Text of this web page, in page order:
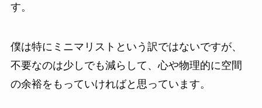
す。
僕は特にミニマリストという訳ではないですが、
不要なのは少しでも減らして、心や物理的に空間
の余裕をもっていければと思っています。